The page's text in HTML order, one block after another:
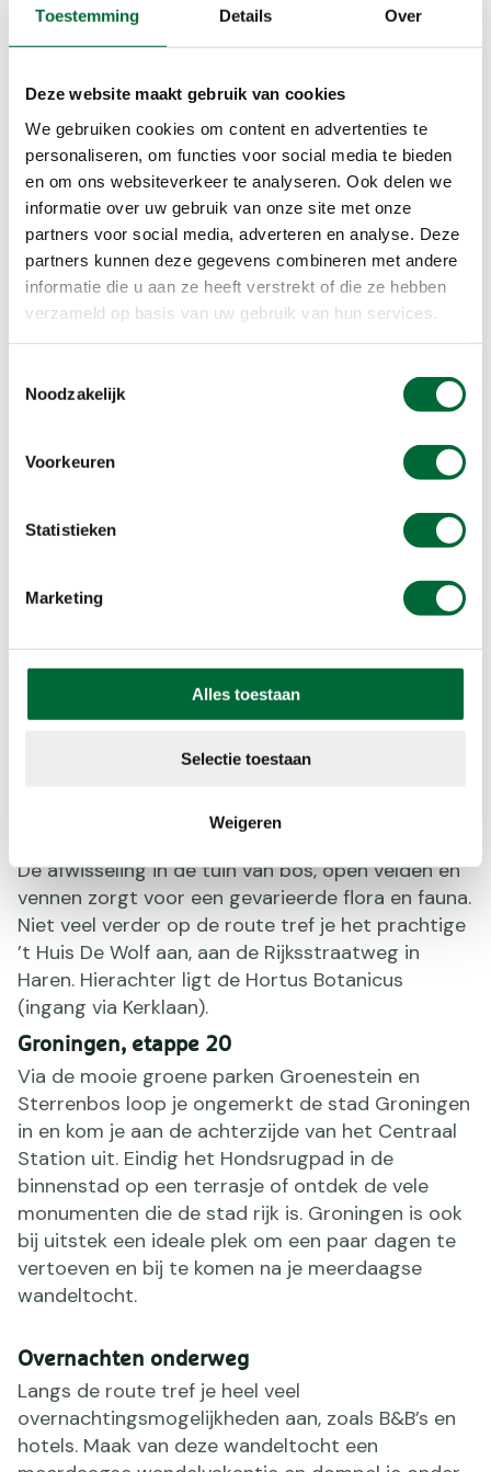
Toestemming Details Over
Deze website maakt gebruik van cookies
We gebruiken cookies om content en advertenties te
personaliseren, om functies voor social media te bieden
en om ons websiteverkeer te analyseren. Ook delen we
informatie over uw gebruik van onze site met onze
partners voor social media, adverteren en analyse. Deze
partners kunnen deze gegevens combineren met andere
informatie die u aan ze heeft verstrekt of die ze hebben
verzameld op basis van uw gebruik van hun services.
Noodzakelijk
Voorkeuren
Statistieken
Marketing
Alles toestaan
Selectie toestaan
Weigeren
Vlak na Gieten sta je ineens tussen de
grafheuvels. In totaal 26 grafheuvels staan er in
Tusschenwater, etappe 18
Het landschap verandert op de grens van de
provincies Drenthe en Groningen. Na het
pittoreske brinkdorp Zuidlaren wandel je door het
nieuwe natuurgebied Tusschenwater, waar
drinkwaterwinning, waterberging en
natuurontwikkeling hand in hand gaan. Het natte
moerasgebied biedt een thuis aan vele
vogelsoorten.
Paterswolde
Landgoederengordel Paterswolde, etappe 19
aangelegde tuin in Engelse landschapsstijl, maakt
De afwisseling in de tuin van bos, open velden en
vennen zorgt voor een gevarieerde flora en fauna.
Niet veel verder op de route tref je het prachtige
’t Huis De Wolf aan, aan de Rijksstraatweg in
Haren. Hierachter ligt de Hortus Botanicus
(ingang via Kerklaan).
Groningen, etappe 20
Via de mooie groene parken Groenestein en
Sterrenbos loop je ongemerkt de stad Groningen
in en kom je aan de achterzijde van het Centraal
Station uit. Eindig het Hondsrugpad in de
binnenstad op een terrasje of ontdek de vele
monumenten die de stad rijk is. Groningen is ook
bij uitstek een ideale plek om een paar dagen te
vertoeven en bij te komen na je meerdaagse
wandeltocht.
Overnachten onderweg
Langs de route tref je heel veel
overnachtingsmogelijkheden aan, zoals B&B’s en
hotels. Maak van deze wandeltocht een